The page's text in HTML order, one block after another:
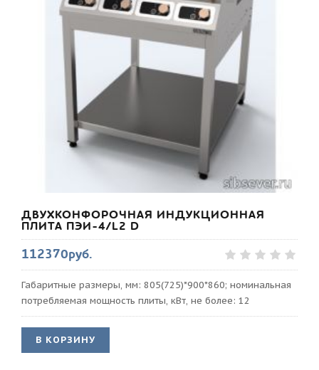
ДВУХКОНФОРОЧНАЯ ИНДУКЦИОННАЯ
ПЛИТА ПЭИ-4/L2 D
112370руб.
Габаритные размеры, мм: 805(725)*900*860; номинальная
потребляемая мощность плиты, кВт, не более: 12
В КОРЗИНУ